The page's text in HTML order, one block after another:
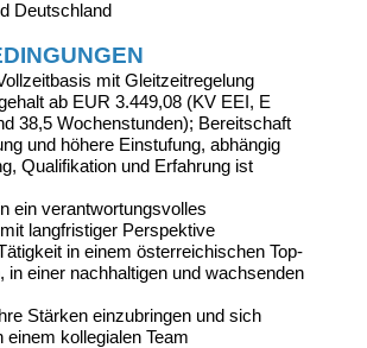
Deutschland
mit Gleitzeitregelung
ab EUR 3.449,08 (KV EEI, E
38,5 Wochenstunden); Bereitschaft
und höhere Einstufung, abhängig
Qualifikation und Erfahrung ist
ein verantwortungsvolles
langfristiger Perspektive
in einem österreichischen Top-
in einer nachhaltigen und wachsenden
Stärken einzubringen und sich
einem kollegialen Team